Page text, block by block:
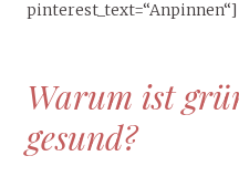
pinterest_text=“Anpinnen“]
Warum ist
gesund?